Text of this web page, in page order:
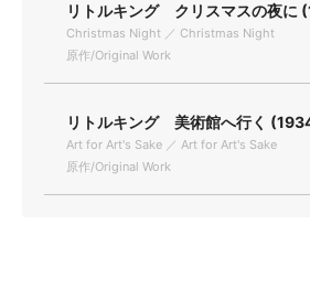
リトルキング クリスマスの夜に
Christmas Night ／ Christmas Night
原作/Original Work
リトルキング 美術館へ行く
Art for Art's Sake ／ Art for Art's Sake
原作/Original Work